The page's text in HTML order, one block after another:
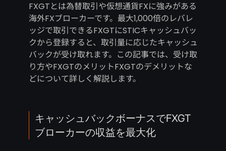
FXGTとは為替取引や仮想通貨FXに強みがある
海外FXブローカーです。最大1,000倍のレバレ
ッジで取引できるFXGTにSTICキャッシュバッ
クから登録すると、取引量に応じたキャッシュ
バックが受け取れます。この記事では、受け取
り方やFXGTのメリットFXGTのデメリットな
どについて詳しく解説します。
キャッシュバックボーナスでFXGT
ブローカーの収益を最大化